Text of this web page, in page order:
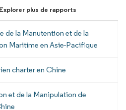
Explorer plus de rapports
de la Manutention et de la
Maritime en Asie-Pacifique
charter en Chine
et de la Manipulation de